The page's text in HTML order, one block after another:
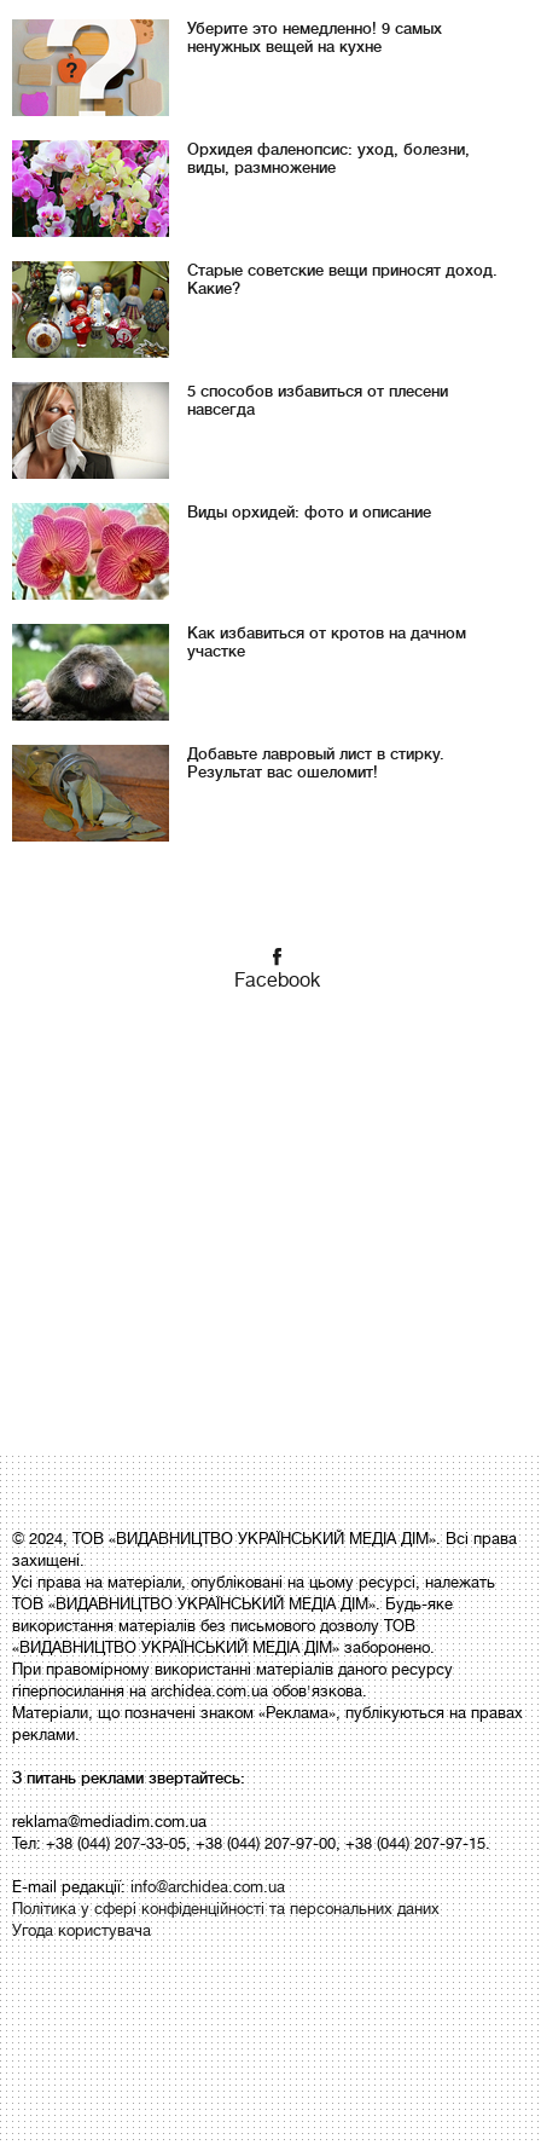
Уберите это немедленно! 9 самых
ненужных вещей на кухне
Орхидея фаленопсис: уход, болезни,
виды, размножение
Старые советские вещи приносят доход.
Какие?
5 способов избавиться от плесени
навсегда
Виды орхидей: фото и описание
Как избавиться от кротов на дачном
участке
Добавьте лавровый лист в стирку.
Результат вас ошеломит!
Facebook
© 2024, ТОВ «ВИДАВНИЦТВО УКРАЇНСЬКИЙ МЕДІА ДІМ». Всі права
захищені.
Усі права на матеріали, опубліковані на цьому ресурсі, належать
ТОВ «ВИДАВНИЦТВО УКРАЇНСЬКИЙ МЕДІА ДІМ». Будь-яке
використання матеріалів без письмового дозволу ТОВ
«ВИДАВНИЦТВО УКРАЇНСЬКИЙ МЕДІА ДІМ» заборонено.
При правомірному використанні матеріалів даного ресурсу
гіперпосилання на archidea.com.ua обов'язкова.
Матеріали, що позначені знаком «Реклама», публікуються на правах
реклами.
З питань реклами звертайтесь:
reklama@mediadim.com.ua
Тел: +38 (044) 207-33-05, +38 (044) 207-97-00, +38 (044) 207-97-15.
E-mail редакції:info@archidea.com.ua
Політика у сфері конфіденційності та персональних даних
Угода користувача